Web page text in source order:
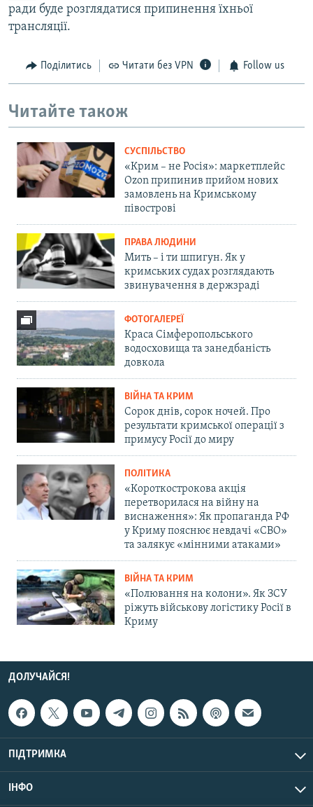
ради буде розглядатися припинення їхньої
трансляції.
Поділитись Читати без VPN Follow us
Читайте також
СУСПІЛЬСТВО
«Крим – не Росія»: маркетплейс
Ozon припинив прийом нових
замовлень на Кримському
півострові
ПРАВА ЛЮДИНИ
Мить – і ти шпигун. Як у
кримських судах розглядають
звинувачення в держзраді
ФОТОГАЛЕРЕЇ
Краса Сімферопольського
водосховища та занедбаність
довкола
ВІЙНА ТА КРИМ
Сорок днів, сорок ночей. Про
результати кримської операції з
примусу Росії до миру
ПОЛІТИКА
«Короткострокова акція
перетворилася на війну на
виснаження»: Як пропаганда РФ
у Криму пояснює невдачі «СВО»
та залякує «мінними атаками»
ВІЙНА ТА КРИМ
«Полювання на колони». Як ЗСУ
ріжуть військову логістику Росії в
Криму
ДОЛУЧАЙСЯ!
ПІДТРИМКА
ІНФО